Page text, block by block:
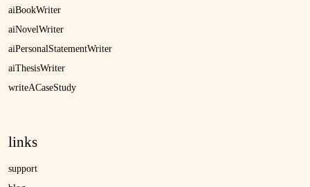
aiBookWriter
aiNovelWriter
aiPersonalStatementWriter
aiThesisWriter
writeACaseStudy
links
support